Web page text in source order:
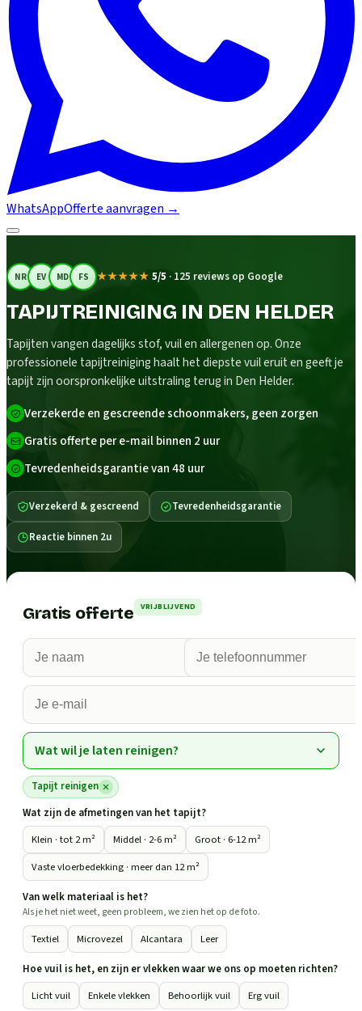
WhatsAppOfferte aanvragen →
NR EV MD FS ★★★★★ 5/5 · 125 reviews op Google
TAPIJTREINIGING IN DEN HELDER
Tapijten vangen dagelijks stof, vuil en allergenen op. Onze
professionele tapijtreiniging haalt het diepste vuil eruit en geeft je
tapijt zijn oorspronkelijke uitstraling terug in Den Helder.
Verzekerde en gescreende schoonmakers, geen zorgen
Gratis offerte per e-mail binnen 2 uur
Tevredenheidsgarantie van 48 uur
Verzekerd & gescreend Tevredenheidsgarantie
Reactie binnen 2u
Gratis offerte VRIJBLIJVEND
Wat wil je laten reinigen?
Tapijt reinigen
Wat zijn de afmetingen van het tapijt?
Klein · tot 2 m²
Middel · 2-6 m²
Groot · 6-12 m²
Vaste vloerbedekking · meer dan 12 m²
Van welk materiaal is het?
Als je het niet weet, geen probleem, we zien het op de foto.
Textiel Microvezel Alcantara Leer
Hoe vuil is het, en zijn er vlekken waar we ons op moeten richten?
Licht vuil
Enkele vlekken Behoorlijk vuil Erg vuil